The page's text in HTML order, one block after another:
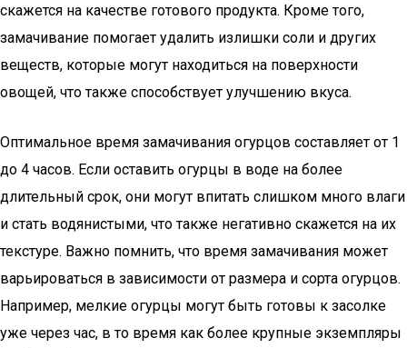
скажется на качестве готового продукта. Кроме того,
замачивание помогает удалить излишки соли и других
веществ, которые могут находиться на поверхности
овощей, что также способствует улучшению вкуса.
Оптимальное время замачивания огурцов составляет от 1
до 4 часов. Если оставить огурцы в воде на более
длительный срок, они могут впитать слишком много влаги
и стать водянистыми, что также негативно скажется на их
текстуре. Важно помнить, что время замачивания может
варьироваться в зависимости от размера и сорта огурцов.
Например, мелкие огурцы могут быть готовы к засолке
уже через час, в то время как более крупные экземпляры